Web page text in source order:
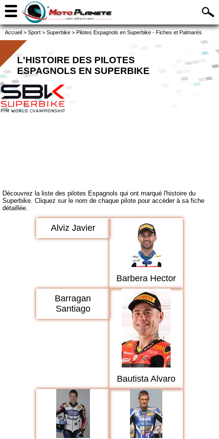
Accueil > Sport > Superbike > Pilotes Espagnols en Superbike - Fiches et Palmarès
L'HISTOIRE DES PILOTES
ESPAGNOLS EN SUPERBIKE
Découvrez la liste des pilotes Espagnols qui ont marqué l'histoire du
Superbike. Cliquez sur le nom de chaque pilote pour accéder à sa fiche
détaillée.
Alviz Javier
Barbera Hector
Barragan
Santiago
Bautista Alvaro